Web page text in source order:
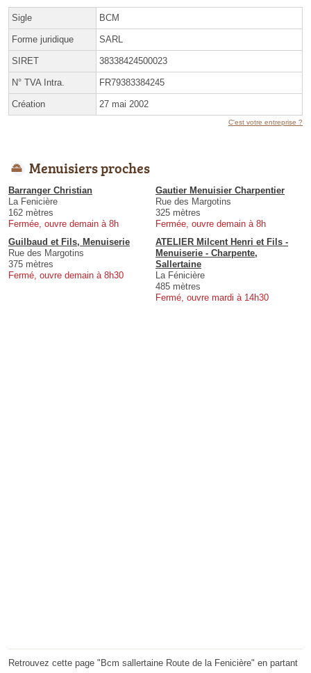
Sigle BCM
Forme juridique SARL
SIRET 38338424500023
N° TVA Intra. FR79383384245
Création 27 mai 2002
C'est votre entreprise ?
Menuisiers proches
Barranger Christian
La Fenicière
162 mètres
Fermée, ouvre demain à 8h
Gautier Menuisier Charpentier
Rue des Margotins
325 mètres
Fermée, ouvre demain à 8h
Guilbaud et Fils, Menuiserie
Rue des Margotins
375 mètres
Fermé, ouvre demain à 8h30
ATELIER Milcent Henri et Fils -
Menuiserie - Charpente,
Sallertaine
La Fénicière
485 mètres
Fermé, ouvre mardi à 14h30
Retrouvez cette page "Bcm sallertaine Route de la Fenicière" en partant